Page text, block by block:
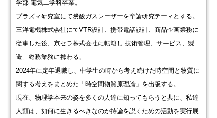
学部 電気工学科卒業。
プラズマ研究室にて炭酸ガスレーザーを卒論研究テーマとする。
三洋電機株式会社にてVTR設計、携帯電話設計、商品企画業務に
従事した後、京セラ株式会社に転籍し 技術管理、サービス、製
造、総務業務に携わる。
2024年に定年退職し、中学生の時から考え続けた時空間と物質に
関する考えをまとめた「時空間物質原理論」を出版する。
現在、物理学本来の姿を多くの人達に知ってもらうと共に、私達
人類は、如何に生きるべきなのか持論を説くための活動を実行展